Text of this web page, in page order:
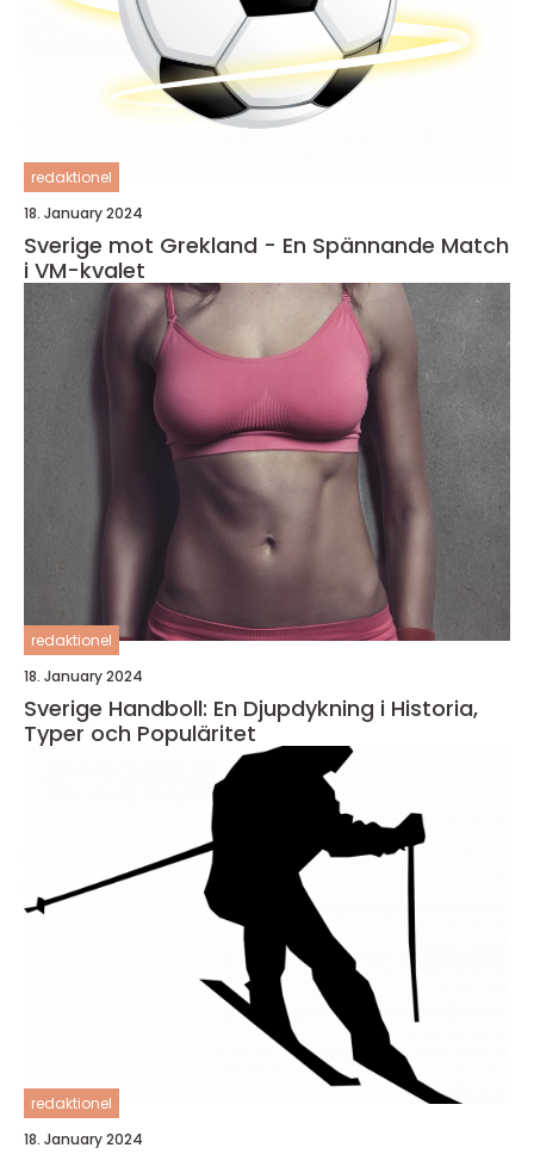
redaktionel
18. January 2024
Sverige mot Grekland - En Spännande Match
i VM-kvalet
redaktionel
18. January 2024
Sverige Handboll: En Djupdykning i Historia,
Typer och Populäritet
redaktionel
18. January 2024